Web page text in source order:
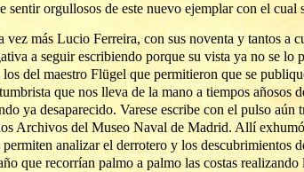
sentir orgullosos de este nuevo ejemplar con el cual
vez más Lucio Ferreira, con sus noventa y tantos a
a seguir escribiendo porque su vista ya no se lo
los del maestro Flügel que permitieron que se
que nos lleva de la mano a tiempos añosos
ya desaparecido. Varese escribe con el pulso aún
Archivos del Museo Naval de Madrid. Allí
permiten analizar el derrotero y los descubrimientos
que recorrían palmo a palmo las costas